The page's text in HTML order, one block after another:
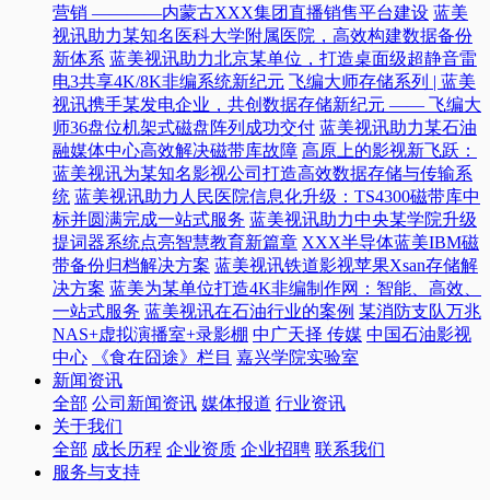
营销 ————内蒙古XXX集团直播销售平台建设 蓝美
视讯助力某知名医科大学附属医院，高效构建数据备份
新体系 蓝美视讯助力北京某单位，打造桌面级超静音雷
电3共享4K/8K非编系统新纪元 飞编大师存储系列 | 蓝美
视讯携手某发电企业，共创数据存储新纪元 —— 飞编大
师36盘位机架式磁盘阵列成功交付 蓝美视讯助力某石油
融媒体中心高效解决磁带库故障 高原上的影视新飞跃：
蓝美视讯为某知名影视公司打造高效数据存储与传输系
统 蓝美视讯助力人民医院信息化升级：TS4300磁带库中
标并圆满完成一站式服务 蓝美视讯助力中央某学院升级
提词器系统点亮智慧教育新篇章 XXX半导体蓝美IBM磁
带备份归档解决方案 蓝美视讯铁道影视苹果Xsan存储解
决方案 蓝美为某单位打造4K非编制作网：智能、高效、
一站式服务 蓝美视讯在石油行业的案例 某消防支队万兆
NAS+虚拟演播室+录影棚 中广天择 传媒 中国石油影视
中心
《食在囧途》栏目 嘉兴学院实验室
新闻资讯
全部 公司新闻资讯 媒体报道 行业资讯
关于我们
全部 成长历程 企业资质 企业招聘 联系我们
服务与支持